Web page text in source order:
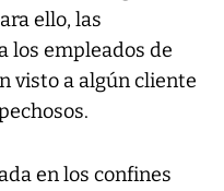
ello, las
los empleados de
visto a algún cliente
en los confines